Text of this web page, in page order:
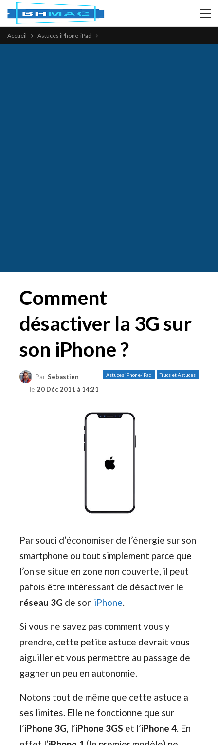
Accueil Astuces iPhone-iPad
Comment
désactiver la 3G sur
son iPhone ?
Astuces iPhone-iPad Trucs et Astuces
Par Sebastien
le 20 Déc 2011 à 14:21
Par souci d’économiser de l’énergie sur son
smartphone ou tout simplement parce que
l’on se situe en zone non couverte, il peut
pafois être intéressant de désactiver le
réseau 3G de son iPhone
Si vous ne savez pas comment vous y
prendre, cette petite astuce devrait vous
aiguiller et vous permettre au passage de
gagner un peu en autonomie.
Notons tout de même que cette astuce a
ses limites. Elle ne fonctionne que sur
l’iPhone 3G , l’iPhone 3GS et l’iPhone 4 . En